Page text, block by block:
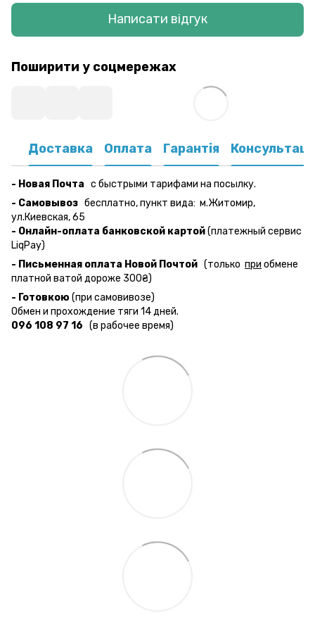
Написати відгук
Поширити у соцмережах
Доставка Оплата Гарантія
- Новая Почта с быстрыми тарифами на посылку.
- Самовывоз бесплатно,пункт вида: м.Житомир,
ул.Киевская, 65
- Онлайн-оплата банковской картой(платежный сервис
LiqPay)
- Письменная оплата Новой Почтой (только при обмене
платной ватой дороже 300₴)
- Готовкою (при самовивозе)
Обмен и прохождение тяги 14 дней.
096 108 97 16 (в рабочее время)